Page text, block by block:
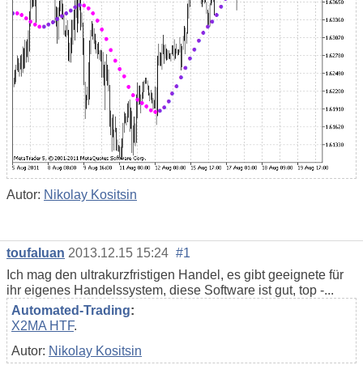
Autor: Nikolay Kositsin
toufaluan 2013.12.15 15:24 #1
Ich mag den ultrakurzfristigen Handel, es gibt geeignete für
ihr eigenes Handelssystem, diese Software ist gut, top -...
Automated-Trading:
X2MA HTF.
Autor: Nikolay Kositsin